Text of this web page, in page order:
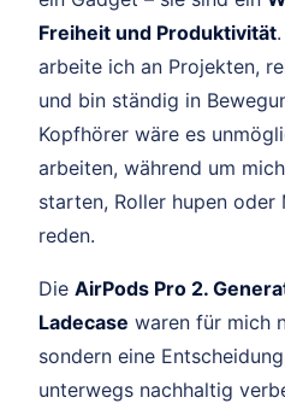
Freiheit und Produktivität
arbeite ich an Projekten,
und bin ständig in
Kopfhörer wäre es
arbeiten, während um
starten, Roller hupen oder
reden.
Die AirPods Pro 2.
Ladecase waren für mich
sondern eine
unterwegs nachhaltig